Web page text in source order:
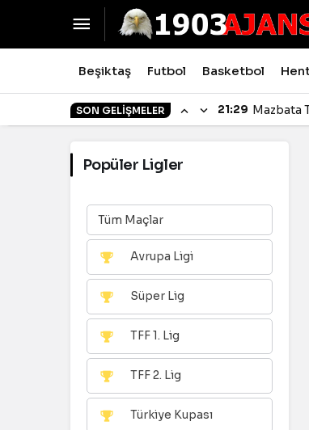
Beşiktaş Futbol Basketbol
SON GELIŞMELER 21:29 Mazbata
Popüler Ligler
Tüm Maçlar
Avrupa Ligi
Süper Lig
TFF 1. Lig
TFF 2. Lig
Türkiye Kupası